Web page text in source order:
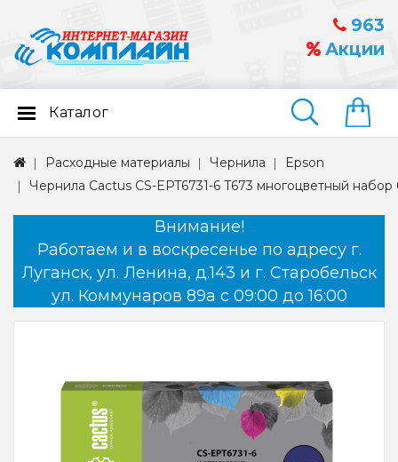
963
Акции
Найти
Каталог
Расходные материалы Чернила
Epson
Чернила Cactus CS-EPT6731-6 T673 многоцветный
Внимание!
Работаем и в воскресенье по адресу г.
Луганск, ул. Ленина, д.143 и г. Старобельск
ул. Коммунаров 89а с 09:00 до 16:00